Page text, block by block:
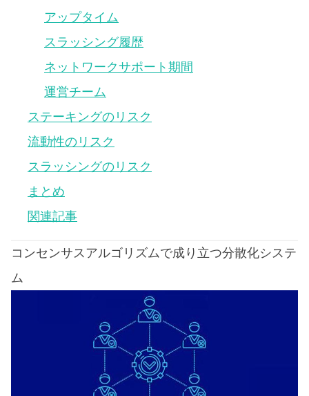
アップタイム
スラッシング履歴
ネットワークサポート期間
運営チーム
ステーキングのリスク
流動性のリスク
スラッシングのリスク
まとめ
関連記事
コンセンサスアルゴリズムで成り立つ分散化システ
ム